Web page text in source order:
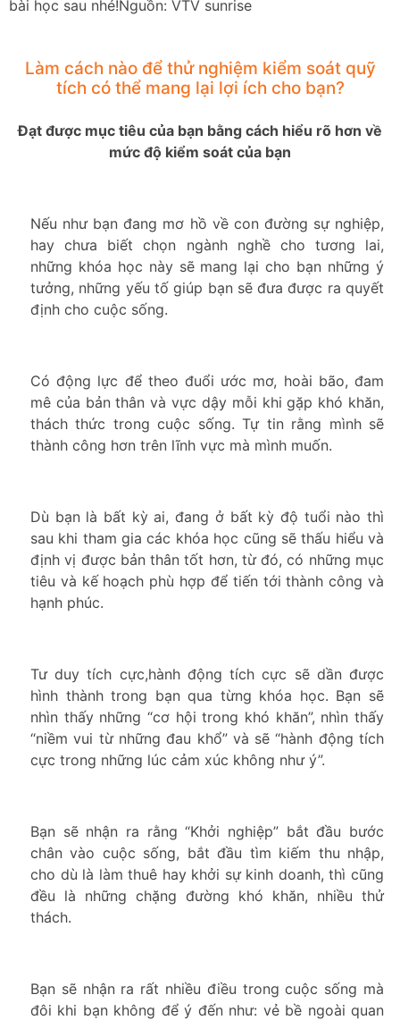
bài học sau nhé!Nguồn: VTV sunrise
Làm cách nào để thử nghiệm kiểm soát quỹ
tích có thể mang lại lợi ích cho bạn?
Đạt được mục tiêu của bạn bằng cách hiểu rõ hơn về
mức độ kiểm soát của bạn
Nếu như bạn đang mơ hồ về con đường sự nghiệp,
hay chưa biết chọn ngành nghề cho tương lai,
những khóa học này sẽ mang lại cho bạn những ý
tưởng, những yếu tố giúp bạn sẽ đưa được ra quyết
định cho cuộc sống.
Có động lực để theo đuổi ước mơ, hoài bão, đam
mê của bản thân và vực dậy mỗi khi gặp khó khăn,
thách thức trong cuộc sống. Tự tin rằng mình sẽ
thành công hơn trên lĩnh vực mà mình muốn.
Dù bạn là bất kỳ ai, đang ở bất kỳ độ tuổi nào thì
sau khi tham gia các khóa học cũng sẽ thấu hiểu và
định vị được bản thân tốt hơn, từ đó, có những mục
tiêu và kế hoạch phù hợp để tiến tới thành công và
hạnh phúc.
Tư duy tích cực,hành động tích cực sẽ dần được
hình thành trong bạn qua từng khóa học. Bạn sẽ
nhìn thấy những “cơ hội trong khó khăn”, nhìn thấy
“niềm vui từ những đau khổ” và sẽ “hành động tích
cực trong những lúc cảm xúc không như ý”.
Bạn sẽ nhận ra rằng “Khởi nghiệp” bắt đầu bước
chân vào cuộc sống, bắt đầu tìm kiếm thu nhập,
cho dù là làm thuê hay khởi sự kinh doanh, thì cũng
đều là những chặng đường khó khăn, nhiều thử
thách.
Bạn sẽ nhận ra rất nhiều điều trong cuộc sống mà
đôi khi bạn không để ý đến như: vẻ bề ngoài quan